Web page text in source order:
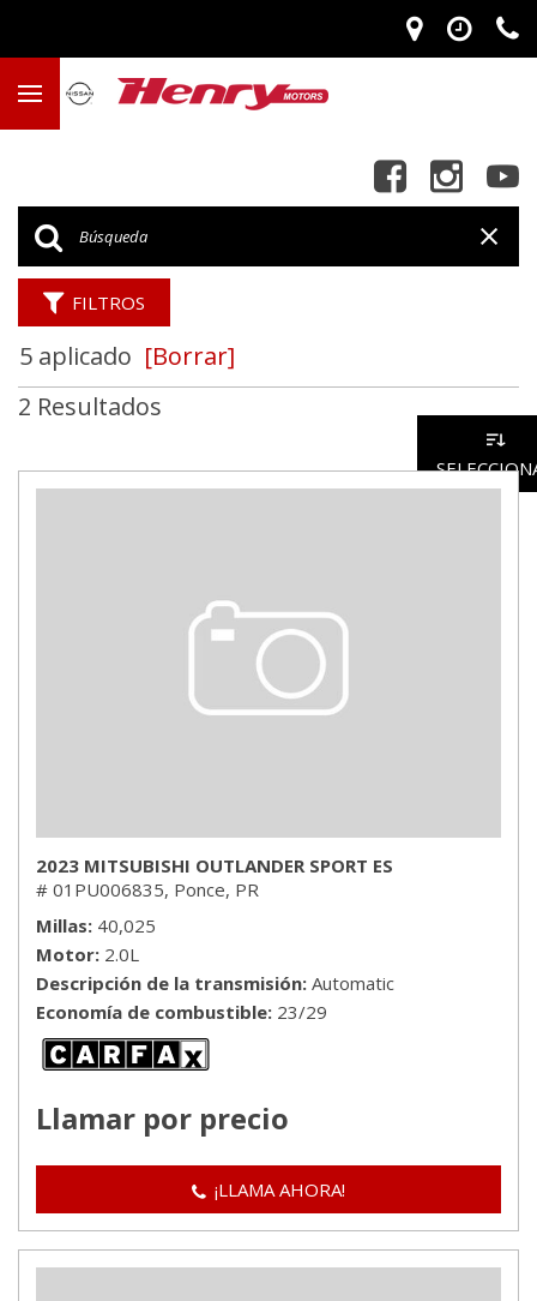
FILTROS
5 aplicado [Borrar]
2 Resultados
2023 MITSUBISHI OUTLANDER SPORT ES
# 01PU006835, Ponce, PR
Millas 40,025
Motor 2.0L
Descripción de la transmisión Automatic
Economía de combustible 23/29
Llamar por precio
¡LLAMA AHORA!